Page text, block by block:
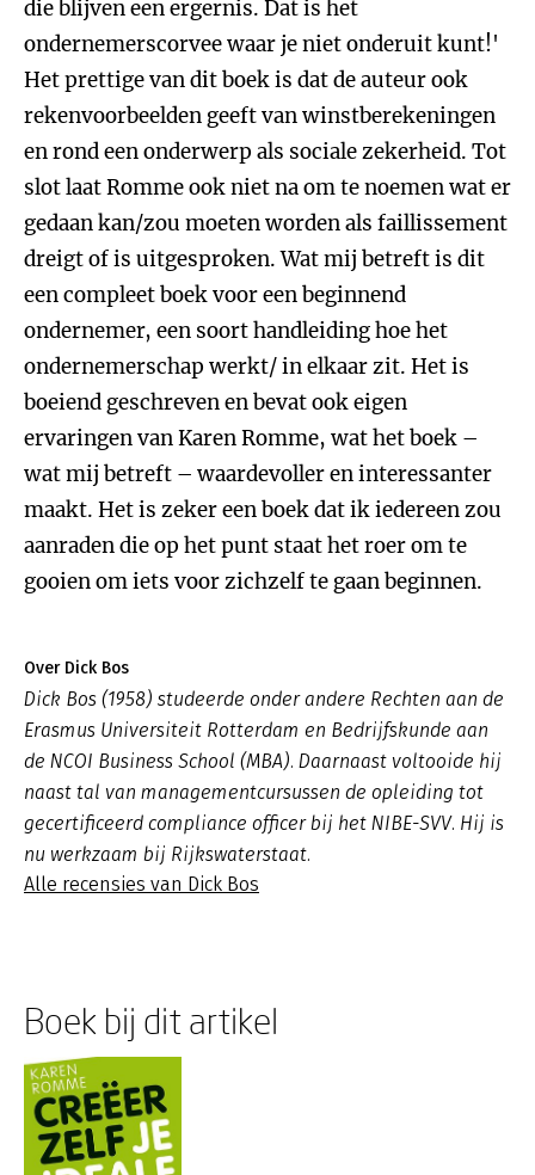
die blijven een ergernis. Dat is het
ondernemerscorvee waar je niet onderuit kunt!'
Het prettige van dit boek is dat de auteur ook
rekenvoorbeelden geeft van winstberekeningen
en rond een onderwerp als sociale zekerheid. Tot
slot laat Romme ook niet na om te noemen wat er
gedaan kan/zou moeten worden als faillissement
dreigt of is uitgesproken. Wat mij betreft is dit
een compleet boek voor een beginnend
ondernemer, een soort handleiding hoe het
ondernemerschap werkt/ in elkaar zit. Het is
boeiend geschreven en bevat ook eigen
ervaringen van Karen Romme, wat het boek –
wat mij betreft – waardevoller en interessanter
maakt. Het is zeker een boek dat ik iedereen zou
aanraden die op het punt staat het roer om te
gooien om iets voor zichzelf te gaan beginnen.
Over Dick Bos
Dick Bos (1958) studeerde onder andere Rechten aan de
Erasmus Universiteit Rotterdam en Bedrijfskunde aan
de NCOI Business School (MBA). Daarnaast voltooide hij
naast tal van managementcursussen de opleiding tot
gecertificeerd compliance officer bij het NIBE-SVV. Hij is
nu werkzaam bij Rijkswaterstaat.
Alle recensies van Dick Bos
Boek bij dit artikel